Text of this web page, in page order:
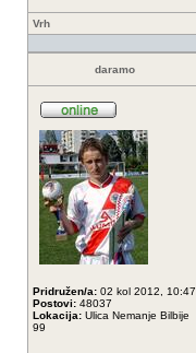
Vrh
daramo
Pridružen/a: 02 kol 2012, 10:47
Postovi: 48037
Lokacija: Ulica Nemanje Bilbije
99